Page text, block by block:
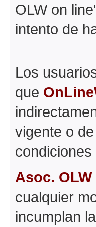
OLW on
intento de
Los
que
vigente o
Asoc. OLW
cualquier
incumplan